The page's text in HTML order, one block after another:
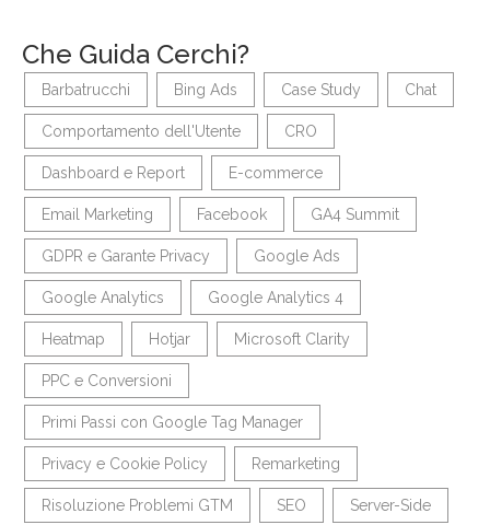
Che Guida Cerchi?
Barbatrucchi Bing Ads Case Study Chat
Comportamento dell'Utente CRO
Dashboard e Report E-commerce
Email Marketing Facebook GA4 Summit
GDPR e Garante Privacy Google Ads
Google Analytics Google Analytics 4
Heatmap Hotjar Microsoft Clarity
PPC e Conversioni
Primi Passi con Google Tag Manager
Privacy e Cookie Policy Remarketing
Risoluzione Problemi GTM SEO Server-Side